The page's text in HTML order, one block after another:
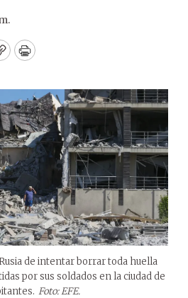
Print
de intentar borrar toda huella
por sus soldados en la ciudad de
Foto: EFE.